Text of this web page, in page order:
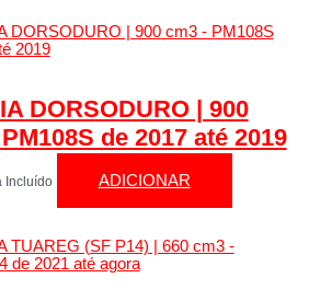
DORSODURO | 900
de 2017 até 2019
Incluído ADICIONAR